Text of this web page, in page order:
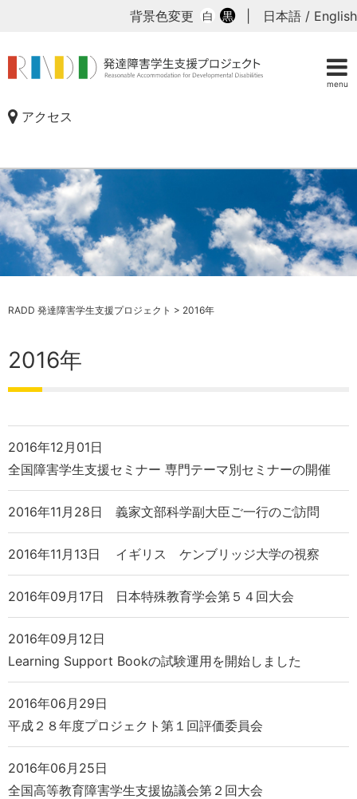
menu
背景色変更 白 黒 日本語 / English
アクセス
RADD 発達障害学生支援プロジェクト > 2016年
2016年
2016年12月01日
全国障害学生支援セミナー 専門テーマ別セミナーの開催
2016年11月28日 義家文部科学副大臣ご一行のご訪問
2016年11月13日 イギリス ケンブリッジ大学の視察
2016年09月17日 日本特殊教育学会第５４回大会
2016年09月12日
Learning Support Bookの試験運用を開始しました
2016年06月29日
平成２８年度プロジェクト第１回評価委員会
2016年06月25日
全国高等教育障害学生支援協議会第２回大会